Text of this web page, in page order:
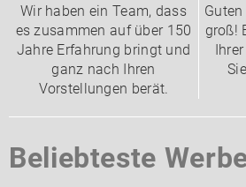
Wir haben ein Team, dass
es zusammen auf über 150
Jahre Erfahrung bringt und
ganz nach Ihren
Vorstellungen berät.
groß!
Beliebteste